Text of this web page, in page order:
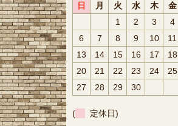
日 月 火 水 木 金
1
2 3 4
6
7 8 9 10 11
13
14 15 16 17 18
20
21 22 23 24 25
27
28 29 30
( 定休日)